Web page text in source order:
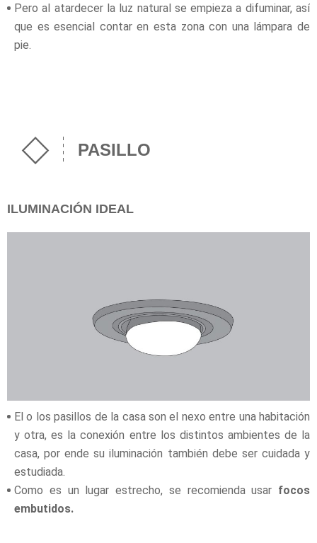
Pero al atardecer la luz natural se empieza a difuminar, así
que es esencial contar en esta zona con una lámpara de
pie.
PASILLO
ILUMINACIÓN IDEAL
El o los pasillos de la casa son el nexo entre una habitación
y otra, es la conexión entre los distintos ambientes de la
casa, por ende su iluminación también debe ser cuidada y
estudiada.
Como es un lugar estrecho, se recomienda usar focos
embutidos.